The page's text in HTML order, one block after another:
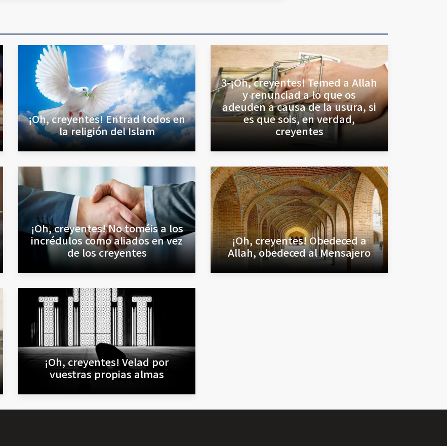
¡Oh, creyentes! Entrad todos en
la religión del Islam
3-¡Oh, creyentes! Temed a Allah
y renunciad a lo que os
adeuden a causa de la usura, si
es que sois, en verdad,
creyentes
¡Oh, creyentes! No toméis a los
incrédulos como aliados en vez
de los creyentes
¡Oh, creyentes! Obedeced a
Allah, obedeced al Mensajero
¡Oh, creyentes! Velad por
vuestras propias almas